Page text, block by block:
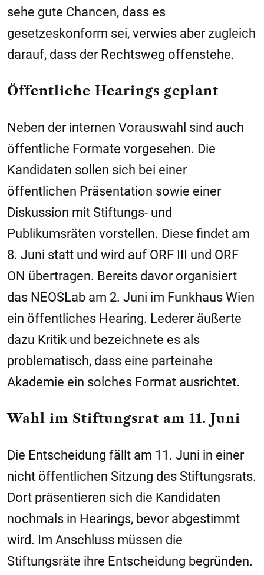
sehe gute Chancen, dass es
gesetzeskonform sei, verwies aber zugleich
darauf, dass der Rechtsweg offenstehe.
Öffentliche Hearings geplant
Neben der internen Vorauswahl sind auch
öffentliche Formate vorgesehen. Die
Kandidaten sollen sich bei einer
öffentlichen Präsentation sowie einer
Diskussion mit Stiftungs- und
Publikumsräten vorstellen. Diese findet am
8. Juni statt und wird auf ORF III und ORF
ON übertragen. Bereits davor organisiert
das NEOSLab am 2. Juni im Funkhaus Wien
ein öffentliches Hearing. Lederer äußerte
dazu Kritik und bezeichnete es als
problematisch, dass eine parteinahe
Akademie ein solches Format ausrichtet.
Wahl im Stiftungsrat am 11. Juni
Die Entscheidung fällt am 11. Juni in einer
nicht öffentlichen Sitzung des Stiftungsrats.
Dort präsentieren sich die Kandidaten
nochmals in Hearings, bevor abgestimmt
wird. Im Anschluss müssen die
Stiftungsräte ihre Entscheidung begründen.